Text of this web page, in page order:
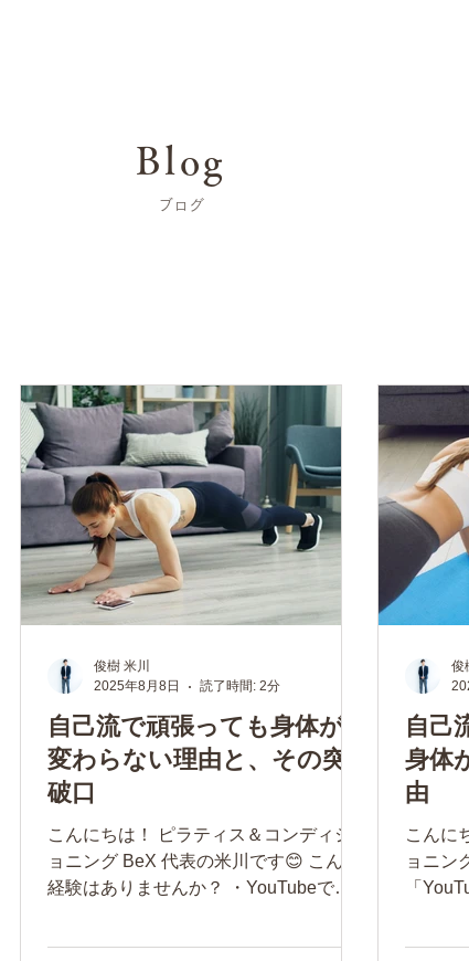
Blog
ブログ
自己流で頑張っても身体が
変わらない理由と、その突
破口
こんにちは！ ピラティス＆コンディシ
ョニング BeX 代表の米川です😊 こんな
経験はありませんか？ ・YouTubeで運
俊樹 米川
2025年8月8日
読了時間: 2分
自己
身体
由
こんに
ョニン
「
俊